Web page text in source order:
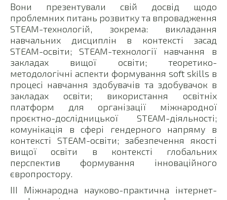
Вони презентували свій досвід щодо
проблемних питань розвитку та впровадження
STEAM-технологій, зокрема: викладання
навчальних дисциплін в контексті засад
STEAM-освіти; STEAM-технології навчання в
закладах вищої освіти; теоретико-
методологічні аспекти формування soft skills в
процесі навчання здобувачів та здобувачок в
закладах освіти; використання освітніх
платформ для організації міжнародної
проєктно-дослідницької STEAM-діяльності;
комунікація в сфері гендерного напряму в
контексті STEAM-освіти; забезпечення якості
вищої освіти в контексті глобальних
перспектив формування інноваційного
європростору.
ІІІ Міжнародна науково-практична інтернет-